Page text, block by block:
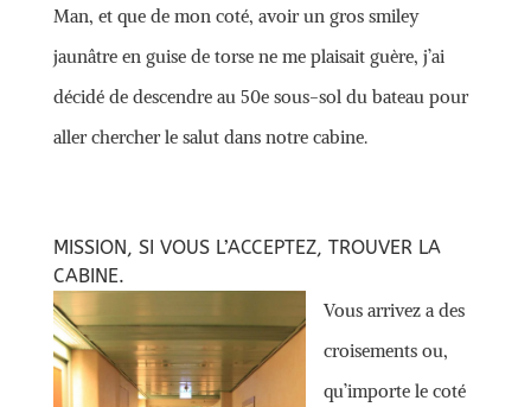
Man, et que de mon coté, avoir un gros smiley
jaunâtre en guise de torse ne me plaisait guère, j’ai
décidé de descendre au 50e sous-sol du bateau pour
aller chercher le salut dans notre cabine.
MISSION, SI VOUS L’ACCEPTEZ, TROUVER LA
CABINE.
Vous arrivez a des
croisements ou,
qu’importe le coté